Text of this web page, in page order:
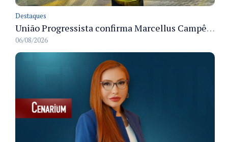
Destaques
União Progressista confirma Marcellus Campêlo como candidato a deputado estadual
06/08/2026